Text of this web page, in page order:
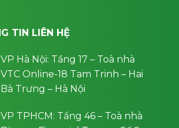
TIN LIÊN HỆ
VP Hà Nội: Tầng 17 – Toà nhà
VTC Online-18 Tam Trinh – Hai
Bà Trưng – Hà Nội
VP TPHCM: Tầng 46 – Toà nhà